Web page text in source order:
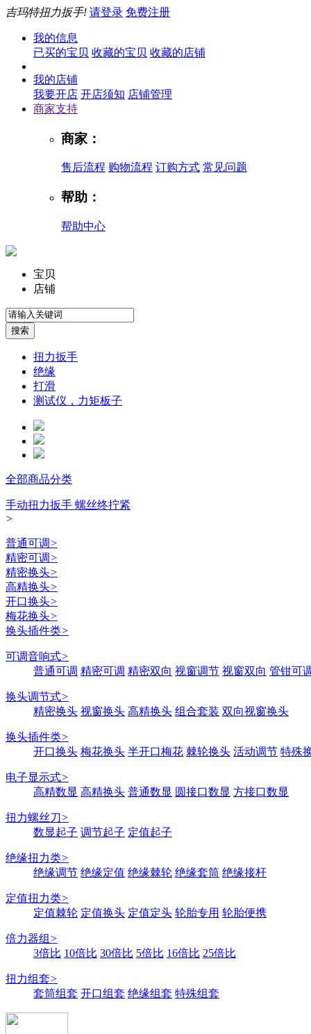
吉玛特扭力扳手! 请登录 免费注册
我的信息
已买的宝贝 收藏的宝贝 收藏的店铺
我的店铺
我要开店 开店须知 店铺管理
商家支持
商家：
售后流程 购物流程 订购方式 常见问题
帮助：
帮助中心
宝贝
店铺
扭力扳手
绝缘
打滑
测试仪，力矩板子
全部商品分类
手动扭力扳手 螺丝终拧紧
>
普通可调>
精密可调>
精密换头>
高精换头>
开口换头>
梅花换头>
换头插件类>
可调音响式>
普通可调 精密可调 精密双向 视窗调节 视窗双向 管钳可
换头调节式>
精密换头 视窗换头 高精换头 组合套装 双向视窗换头
换头插件类>
开口换头 梅花换头 半开口梅花 棘轮换头 活动调节 特殊
电子显示式>
高精数显 高精换头 普通数显 圆接口数显 方接口数显
扭力螺丝刀>
数显起子 调节起子 定值起子
绝缘扭力类>
绝缘调节 绝缘定值 绝缘棘轮 绝缘套筒 绝缘接杆
定值扭力类>
定值棘轮 定值换头 定值定头 轮胎专用 轮胎便携
倍力器组 >
3倍比 10倍比 30倍比 5倍比 16倍比 25倍比
扭力组套>
套筒组套 开口组套 绝缘组套 特殊组套